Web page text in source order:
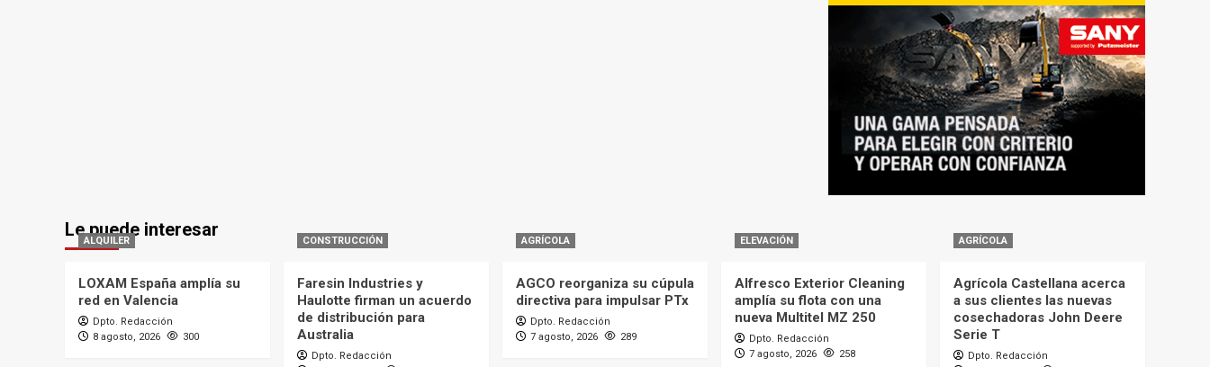
Le puede interesar
ALQUILER
LOXAM España amplía su
red en Valencia
Dpto. Redacción
8 agosto, 2026
300
CONSTRUCCIÓN
Faresin Industries y
Haulotte firman un acuerdo
de distribución para
Australia
Dpto. Redacción
AGRÍCOLA
AGCO reorganiza su cúpula
directiva para impulsar PTx
Dpto. Redacción
7 agosto, 2026
289
ELEVACIÓN
Alfresco Exterior Cleaning
amplía su flota con una
nueva Multitel MZ 250
Dpto. Redacción
7 agosto, 2026
258
AGRÍCOLA
Agrícola Castellana acerca
a sus clientes las nuevas
cosechadoras John Deere
Serie T
Dpto. Redacción